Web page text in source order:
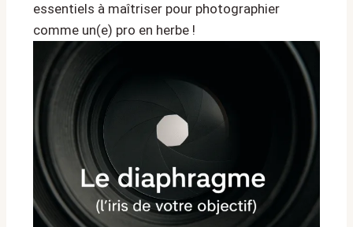
essentiels à maîtriser pour photographier
comme un(e) pro en herbe !